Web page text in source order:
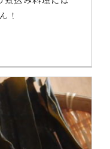
！